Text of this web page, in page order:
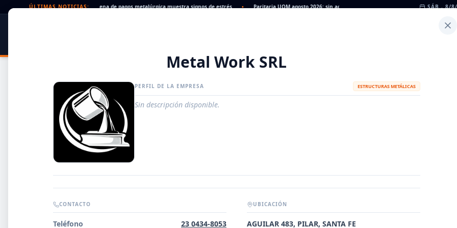
ÚLTIMAS NOTICIAS:
rechazados en alza: la cadena de pagos metalúrgica muestra signos de estrés • Paritaria UOM agosto 2026: sin acuerdo, siguen vigentes los valores de abril •
SÁB., 8/
DISTRIBUIDORES METALÚRGICAS FABRICANTES
Metal Work SRL
PERFIL DE LA EMPRESA ESTRUCTURAS METÁLICAS
Sin descripción disponible.
CONTACTO
Teléfono
23 0434-8053
UBICACIÓN
AGUILAR 483, PILAR, SANTA FE